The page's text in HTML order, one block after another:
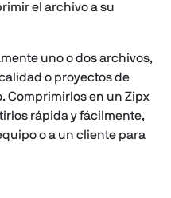
el archivo a su
uno o dos archivos,
o proyectos de
Comprimirlos en un Zipx
rápida y fácilmente,
o a un cliente para